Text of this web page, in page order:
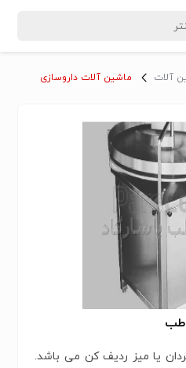
آلات ماشین آلات داروسازی
طب
یا میز ردیف کن می باشد.